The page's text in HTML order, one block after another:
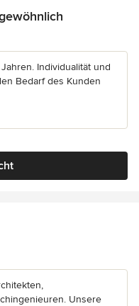
5 Sternen
Individualität und
Bedarf des Kunden
5 Sternen
Unsere